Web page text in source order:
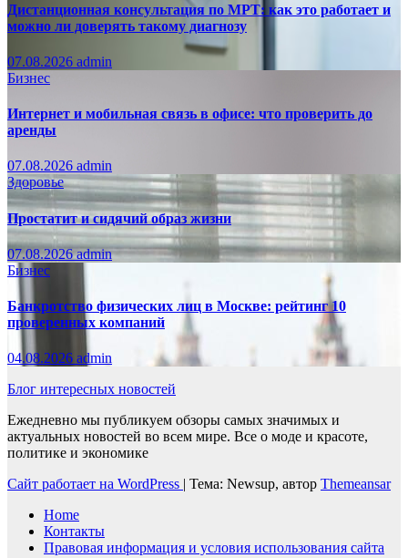
Дистанционная консультация по МРТ: как это работает и
можно ли доверять такому диагнозу
07.08.2026 admin
Бизнес
Интернет и мобильная связь в офисе: что проверить до
аренды
07.08.2026 admin
Здоровье
Простатит и сидячий образ жизни
07.08.2026admin
Бизнес
Банкротство физических лиц в Москве: рейтинг 10
проверенных компаний
04.08.2026 admin
Блог интересных новостей
Ежедневно мы публикуем обзоры самых значимых и
актуальных новостей во всем мире. Все о моде и красоте,
политике и экономике
Сайт работает на WordPress
Тема: Newsup, автор Themeansar
Home
Контакты
Правовая информация и условия использования сайта